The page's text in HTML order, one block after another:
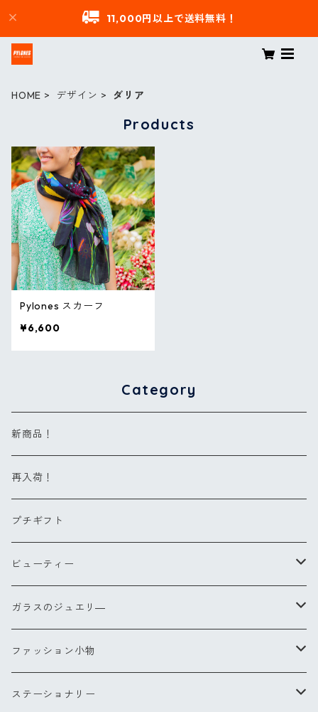
11,000円以上で送料無料！
HOME デザイン ダリア
Products
Pylones スカーフ
¥6,600
Category
新商品！
再入荷！
プチギフト
ビューティー
ヘアブラシ
Sサイズ
Lサイズ
コンパクトブラシ
チークブラシ
ガラスのジュエリ―
リングXS(ナノ)
リングS
ファッション小物
スカーフ
ステーショナリー